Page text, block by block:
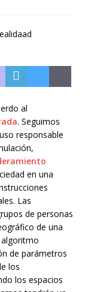
al
. Seguimos
responsable
en una
Las
de personas
de una
algoritmo
de parámetros
los
los espacios